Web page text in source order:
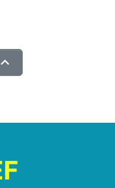
